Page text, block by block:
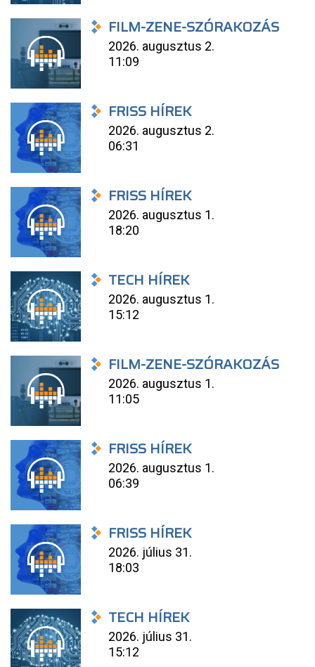
FILM-ZENE-SZÓRAKOZÁS
2026. augusztus 2.
11:09
FRISS HÍREK
2026. augusztus 2.
06:31
FRISS HÍREK
2026. augusztus 1.
18:20
TECH HÍREK
2026. augusztus 1.
15:12
FILM-ZENE-SZÓRAKOZÁS
2026. augusztus 1.
11:05
FRISS HÍREK
2026. augusztus 1.
06:39
FRISS HÍREK
2026. július 31.
18:03
TECH HÍREK
2026. július 31.
15:12